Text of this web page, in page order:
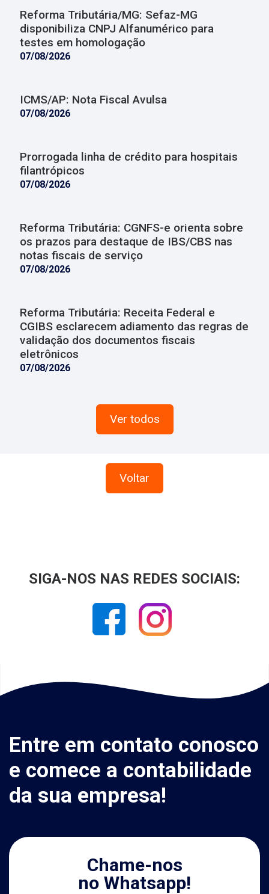
Reforma Tributária/MG: Sefaz-MG
disponibiliza CNPJ Alfanumérico para
testes em homologação
07/08/2026
ICMS/AP: Nota Fiscal Avulsa
07/08/2026
Prorrogada linha de crédito para hospitais
filantrópicos
07/08/2026
Reforma Tributária: CGNFS-e orienta sobre
os prazos para destaque de IBS/CBS nas
notas fiscais de serviço
07/08/2026
Reforma Tributária: Receita Federal e
CGIBS esclarecem adiamento das regras de
validação dos documentos fiscais
eletrônicos
07/08/2026
Ver todos
Voltar
SIGA-NOS NAS REDES SOCIAIS:
Entre em contato conosco
e comece a contabilidade
da sua empresa!
Chame-nos
no Whatsapp!